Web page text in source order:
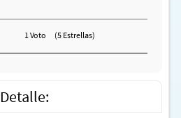
1 Voto (5 Estrellas)
Detalle: